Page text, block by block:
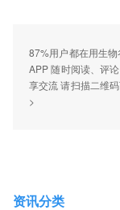
87%用户都在用生物
APP 随时阅读、评
享交流 请扫描二维
>
资讯分类